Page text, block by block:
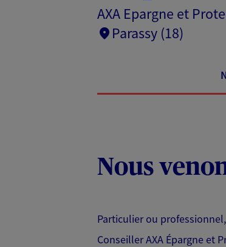
AXA Epargne et
Parassy (18)
Nous
Particulier ou
Conseiller AXA Épargne et